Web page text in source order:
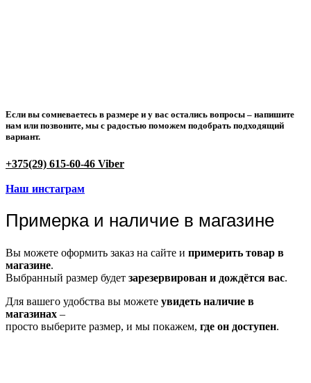
Если вы сомневаетесь в размере и у вас остались вопросы – напишите
нам или позвоните, мы с радостью поможем подобрать подходящий
вариант.
+375(29) 615-60-46 Viber
Наш инстаграм
Примерка и наличие в магазине
Вы можете оформить заказ на сайте и примерить товар в
магазине.
Выбранный размер будет зарезервирован и дождётся вас.
Для вашего удобства вы можете увидеть наличие в
магазинах –
просто выберите размер, и мы покажем, где он доступен.